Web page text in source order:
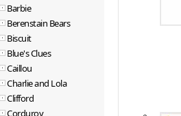
Barbie
Berenstain Bears
Biscuit
Blue's Clues
Caillou
Charlie and Lola
Clifford
Corduroy